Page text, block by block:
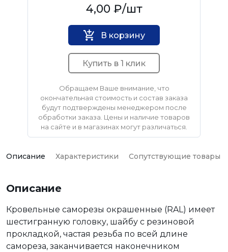
4,00 ₽/шт
В корзину
Купить в 1 клик
Обращаем Ваше внимание, что
окончательная стоимость и состав заказа
будут подтверждены менеджером после
обработки заказа. Цены и наличие товаров
на сайте и в магазинах могут различаться.
Описание Характеристики Сопутствующие товары
Описание
Кровельные саморезы окрашенные (RAL) имеет
шестигранную головку, шайбу с резиновой
прокладкой, частая резьба по всей длине
самореза, заканчивается наконечником